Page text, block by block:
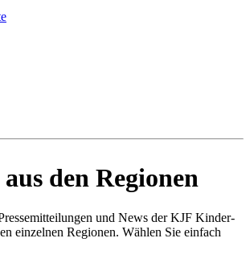
aus den Regionen
und News der KJF Kinder-
einzelnen Regionen. Wählen Sie einfach